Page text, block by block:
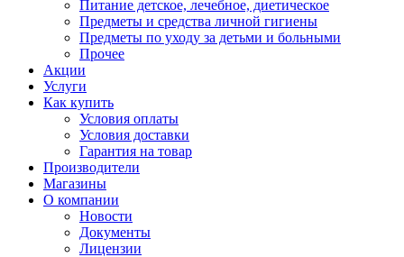
Питание детское, лечебное, диетическое
Предметы и средства личной гигиены
Предметы по уходу за детьми и больными
Прочее
Акции
Услуги
Как купить
Условия оплаты
Условия доставки
Гарантия на товар
Производители
Магазины
О компании
Новости
Документы
Лицензии